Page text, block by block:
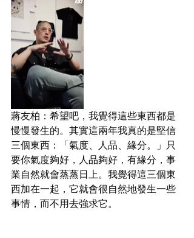
蔣友柏：希望吧，我覺得這些東西都是
慢慢發生的。其實這兩年我真的是堅信
三個東西：「氣度、人品、緣分。」只
要你氣度夠好，人品夠好，有緣分，事
業自然就會蒸蒸日上。我覺得這三個東
西加在一起，它就會很自然地發生一些
事情，而不用去強求它。